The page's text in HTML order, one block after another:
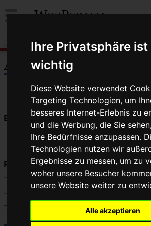
Ihre Privatsphäre ist
wichtig
Diese Website verwendet
Targeting Technologien, um
besseres Internet-Erlebnis zu
und die Werbung, die Sie
Ihre Bedürfnisse anzupassen.
Technologien nutzen wir
Ergebnisse zu messen, um zu
woher unsere Besucher
unsere Website weiter zu
Alle akzeptieren
WikiPedalia
Anmelden
Benutzername
Passwort
Angemeldet bleiben